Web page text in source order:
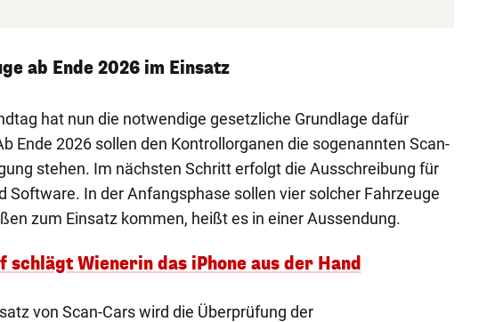
ab Ende 2026 im Einsatz
hat nun die notwendige gesetzliche Grundlage dafür
Ende 2026 sollen den Kontrollorganen die sogenannten Scan-
stehen. Im nächsten Schritt erfolgt die Ausschreibung für
Software. In der Anfangsphase sollen vier solcher Fahrzeuge
zum Einsatz kommen, heißt es in einer Aussendung.
schlägt Wienerin das iPhone aus der Hand
von Scan-Cars wird die Überprüfung der